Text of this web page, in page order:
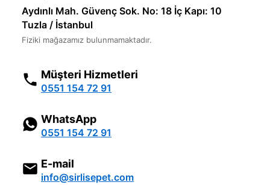
Aydınlı Mah. Güvenç Sok. No: 18 İç Kapı: 10
Tuzla / İstanbul
Fiziki mağazamız bulunmamaktadır.
Müşteri Hizmetleri
0551 154 72 91
WhatsApp
0551 154 72 91
E-mail
info@sirlisepet.com